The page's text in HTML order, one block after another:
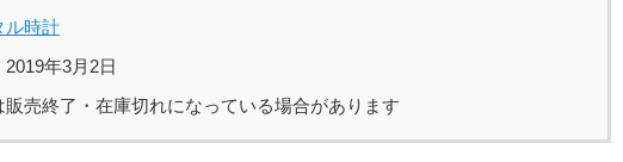
ル時計
年3月2日
売終了・在庫切れになっている場合があります